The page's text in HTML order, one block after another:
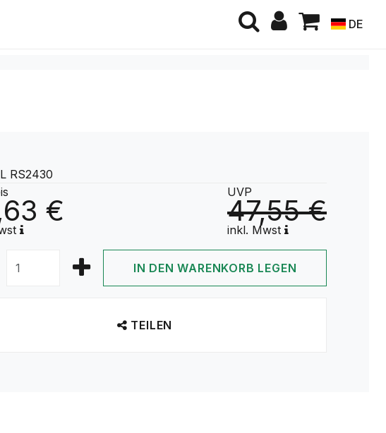
DE
RS2430
€
UVP
47,55 €
inkl. Mwst
IN DEN WARENKORB LEGEN
TEILEN